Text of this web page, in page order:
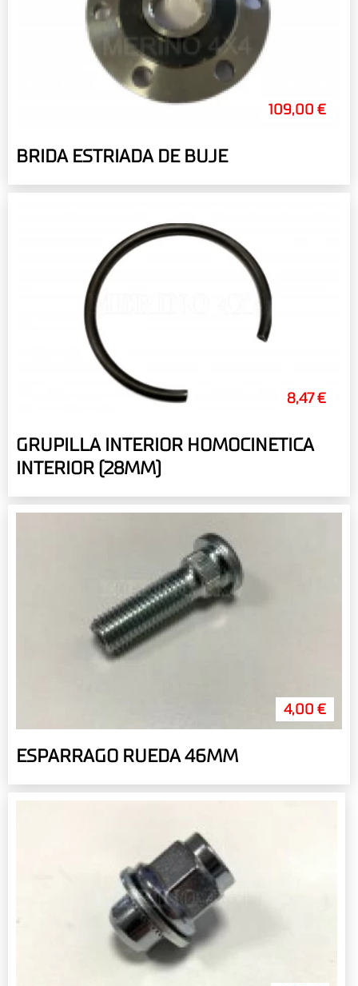
109,00 €
BRIDA ESTRIADA DE BUJE
8,47 €
GRUPILLA INTERIOR HOMOCINETICA
INTERIOR (28MM)
4,00 €
ESPARRAGO RUEDA 46MM